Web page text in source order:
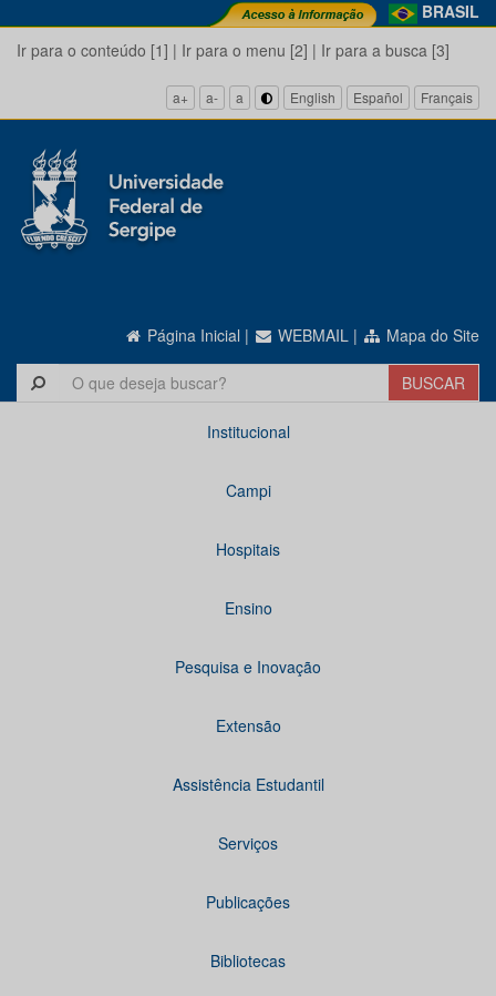
BRASIL
Ir para o conteúdo [1] | Ir para o menu [2] | Ir para a busca [3]
a+ a- a English Español Français
Página Inicial | WEBMAIL | Mapa do Site
Institucional
Campi
Hospitais
Ensino
Pesquisa e Inovação
Extensão
Assistência Estudantil
Serviços
Publicações
Bibliotecas